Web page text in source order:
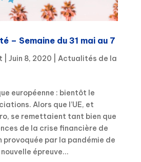
– Semaine du 31 mai au 7
Juin 8, 2020
Actualités de la
européenne : bientôt le
Alors que l’UE, et
se remettaient tant bien que
de la crise financière de
provoquée par la pandémie de
épreuve...